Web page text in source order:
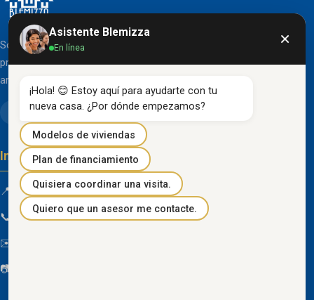
Somos una organización líder en el desarrollo de
proyectos inmobiliarios que destacan por su diseño
arquitectónico clásico y acabados de primera línea.
Información de contacto
📍 Km 85 Vía Progreso, Playas, Guayas, Ecuador
📞 096 934 4318
✉️
📷
Asistente Blemizza
En línea ×
¡Hola! 😊 Estoy aquí para ayudarte con tu
nueva casa. ¿Por dónde empezamos?
Modelos de viviendas
Plan de financiamiento
Quisiera coordinar una visita.
Quiero que un asesor me contacte.